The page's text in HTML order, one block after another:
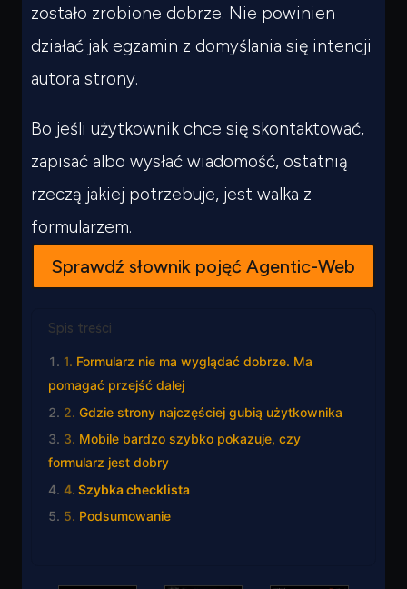
zostało zrobione dobrze. Nie powinien
działać jak egzamin z domyślania się intencji
autora strony.
Bo jeśli użytkownik chce się skontaktować,
zapisać albo wysłać wiadomość, ostatnią
rzeczą jakiej potrzebuje, jest walka z
formularzem.
Sprawdź słownik pojęć Agentic-Web
Spis treści
Formularz nie ma wyglądać dobrze. Ma
pomagać przejść dalej
Gdzie strony najczęściej gubią użytkownika
Mobile bardzo szybko pokazuje, czy
formularz jest dobry
Szybka checklista
Podsumowanie